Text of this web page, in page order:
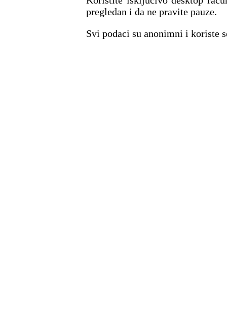
pregledan i da ne pravite pauze.
Svi podaci su anonimni i koriste